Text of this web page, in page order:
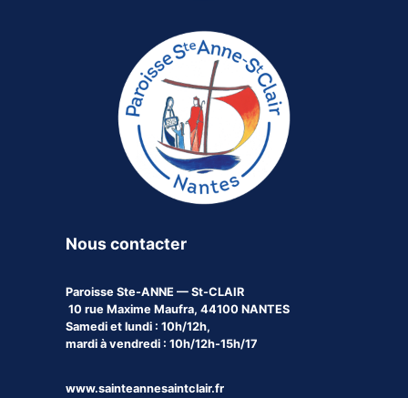
Nous contacter
Paroisse Ste-ANNE — St-CLAIR
10 rue Maxime Maufra, 44100 NANTES
Samedi et lundi : 10h/12h,
mardi à vendredi : 10h/12h-15h/17
www.sainteannesaintclair.fr